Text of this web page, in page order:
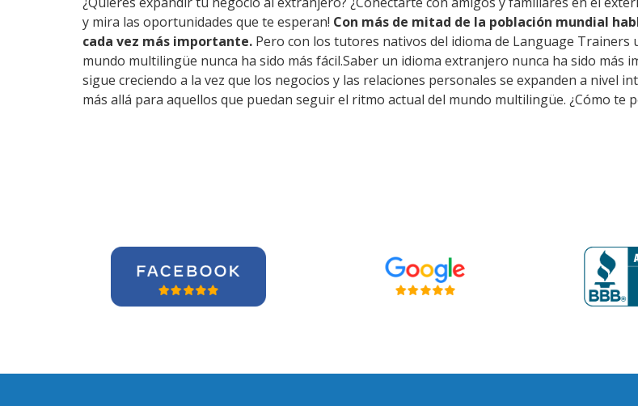
y mira las oportunidades que te esperan! Con más de mitad de la población mundial
cada vez más importante. Pero con los tutores nativos del idioma de Language
mundo multilingüe nunca ha sido más fácil.Saber un idioma extranjero nunca ha sido más
sigue creciendo a la vez que los negocios y las relaciones personales se expanden a nivel
más allá para aquellos que puedan seguir el ritmo actual del mundo multilingüe. ¿Cómo te